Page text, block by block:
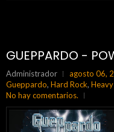
GUEPPARDO -
Administrador agosto 06,
Gueppardo, Hard Rock,
No hay comentarios.